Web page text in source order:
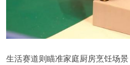
生活赛道则瞄准家庭厨房烹饪场